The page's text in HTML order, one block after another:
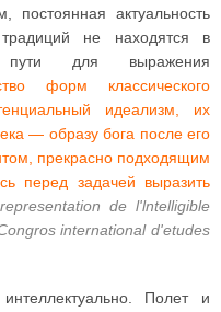
актуальность
не находятся в
пути для выражения
форм классического
идеализм, их
— образу бога после его
прекрасно подходящим
перед задачей выразить
de l'lntelligible
international d'etudes
Полет и